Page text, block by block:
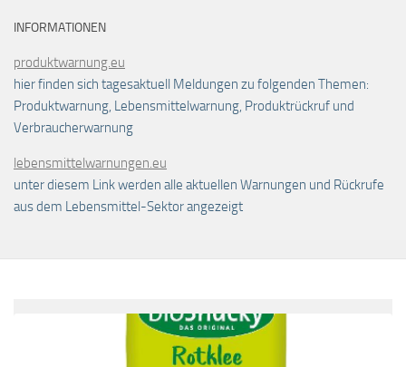
INFORMATIONEN
produktwarnung.eu
hier finden sich tagesaktuell Meldungen zu folgenden Themen:
Produktwarnung, Lebensmittelwarnung, Produktrückruf und
Verbraucherwarnung
lebensmittelwarnungen.eu
unter diesem Link werden alle aktuellen Warnungen und Rückrufe
aus dem Lebensmittel-Sektor angezeigt